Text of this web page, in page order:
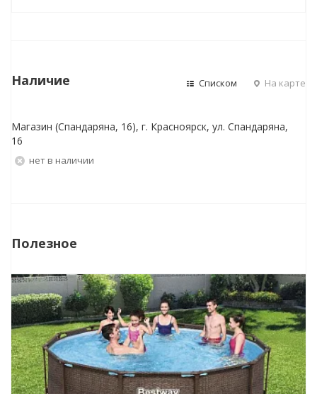
Наличие Списком На карте
Магазин (Спандаряна, 16), г. Красноярск, ул. Спандаряна,
16
Нет в наличии
Полезное